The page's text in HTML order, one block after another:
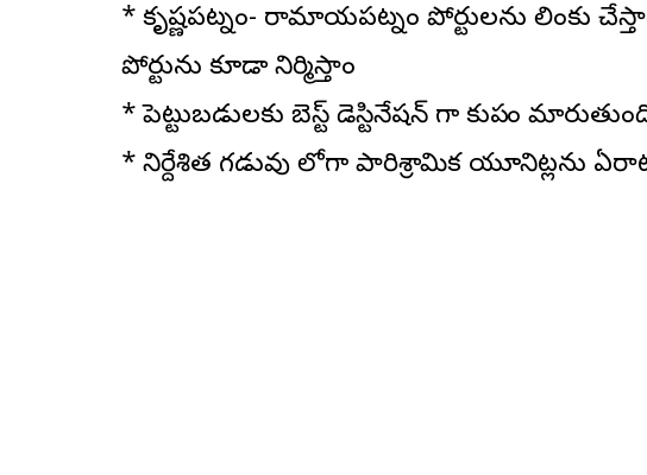
* కృష్ణపట్నం- రామాయపట్నం పోర్టులను లింకు
పోర్టును కూడా నిర్మిస్తాం
* పెట్టుబడులకు బెస్ట్ డెస్టినేషన్ గా కుప్పం
* నిర్దేశిత గడువు లోగా పారిశ్రామిక యూనిట్లను